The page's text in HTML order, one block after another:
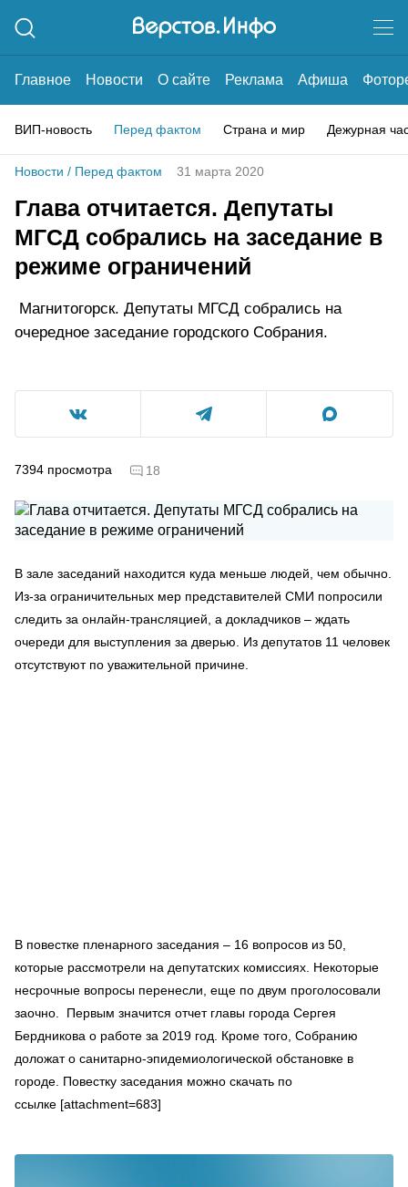
Главное Новости О сайте Реклама Афиша
ВИП-новость Перед фактом Страна и мир Дежурная
Новости / Перед фактом 31 марта 2020
Глава отчитается. Депутаты
МГСД собрались на заседание в
режиме ограничений
Магнитогорск. Депутаты МГСД собрались на
очередное заседание городского Собрания.
7394 просмотра 18
В зале заседаний находится куда меньше людей, чем обычно.
Из-за ограничительных мер представителей СМИ попросили
следить за онлайн-трансляцией, а докладчиков – ждать
очереди для выступления за дверью. Из депутатов 11 человек
отсутствуют по уважительной причине.
В повестке пленарного заседания – 16 вопросов из 50,
которые рассмотрели на депутатских комиссиях. Некоторые
несрочные вопросы перенесли, еще по двум проголосовали
заочно. Первым значится отчет главы города Сергея
Бердникова о работе за 2019 год. Кроме того, Собранию
доложат о санитарно-эпидемиологической обстановке в
городе. Повестку заседания можно скачать по
ссылке [attachment=683]